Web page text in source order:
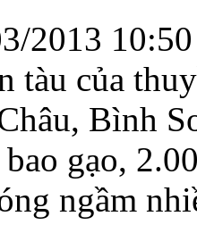
2013 10:50
tàu của
Bình
gạo,
ngầm